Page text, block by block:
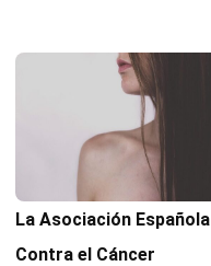
La Asociación Española
Contra el Cáncer